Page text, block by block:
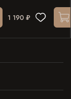
1 190 ₽